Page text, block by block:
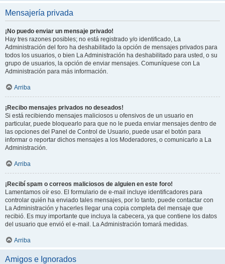
Mensajería privada
¡No puedo enviar un mensaje privado!
Hay tres razones posibles; no está registrado y/o identificado, La
Administración del foro ha deshabilitado la opción de mensajes privados para
todos los usuarios, o bien La Administración ha deshabilitado para usted, o su
grupo de usuarios, la opción de enviar mensajes. Comuníquese con La
Administración para más información.
Arriba
¡Recibo mensajes privados no deseados!
Si está recibiendo mensajes maliciosos u ofensivos de un usuario en
particular, puede bloquearlo para que no le pueda enviar mensajes dentro de
las opciones del Panel de Control de Usuario, puede usar el botón para
informar o reportar dichos mensajes a los Moderadores, o comunicarlo a La
Administración.
Arriba
¡Recibí spam o correos maliciosos de alguien en este foro!
Lamentamos oír eso. El formulario de e-mail incluye identificadores para
controlar quién ha enviado tales mensajes, por lo tanto, puede contactar con
La Administración y hacerles llegar una copia completa del mensaje que
recibió. Es muy importante que incluya la cabecera, ya que contiene los datos
del usuario que envió el e-mail. La Administración tomará medidas.
Arriba
Amigos e Ignorados